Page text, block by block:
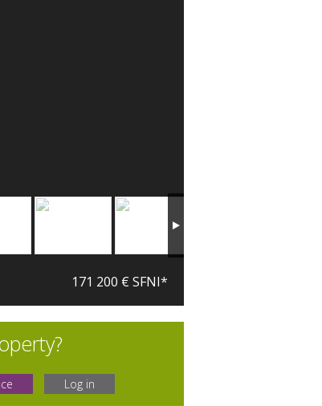
171 200 € SFNI*
Log in